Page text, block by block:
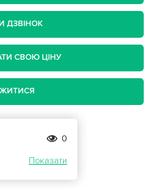
ДЗВІНОК
СВОЮ ЦІНУ
0
Показати